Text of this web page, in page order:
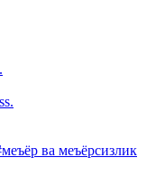
ва меъёрсизлик